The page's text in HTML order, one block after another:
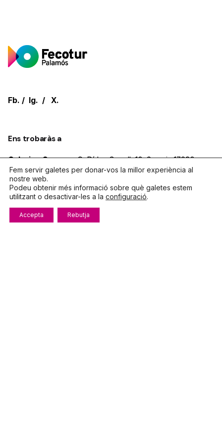
Fb. / Ig. / X.
Ens trobaràs a
Galeries Carmen.C. Dídac Garrell, 10, 2on pis17230,
PalamosGirona
Parlem?
Fem servir galetes per donar-vos la millor experiència al
nostre web.
Podeu obtenir més informació sobre què galetes estem
utilitzant o desactivar-les a la configuració.
Accepta Rebutja